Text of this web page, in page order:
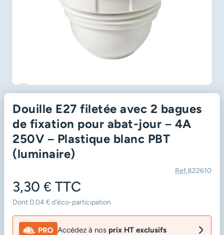
favorite_border
Douille E27 filetée avec 2 bagues
de fixation pour abat-jour – 4A
250V – Plastique blanc PBT
(luminaire)
Ref.822610
3,30 € TTC
Dont 0,04 € d'éco-participation
Accédez à nos prix HT exclusifs